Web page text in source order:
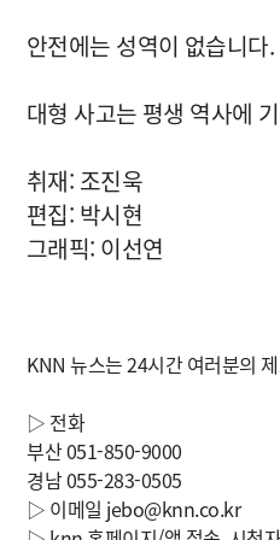
안전에는 성역이 없습니다
대형 사고는 평생 역사에
취재: 조진욱
편집: 박시현
그래픽: 이선연
KNN 뉴스는 24시간 여러분의
▷ 전화
부산 051-850-9000
경남 055-283-0505
▷ 이메일 jebo@knn.co.kr